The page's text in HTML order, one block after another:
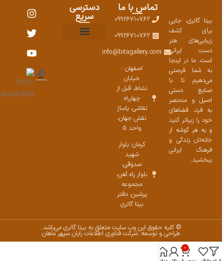
بیتا گالری، جایی
برای کشف
زیبایی‌های هنر
دست ایرانی
است. ما در اینجا
به شما فرصتی
می‌دهیم تا با
صنایع دستی
اصیل و منحصر
به فرد، فضاهای
خود را زیباتر کنید
و به هر گوشه از
خانه‌تان زندگی و
فرهنگ ایرانی
ببخشید.
تماس با ما
09926710762
09926710762
info@bitagallery.com
اصفهان :
خیابان
نشاط، قبل از
چهارراه
نقاشی، پاساژ
نقش جهان،
واحد 5
کرمان: بلوار
شهید
صدوقی،
بلوار راه آهن،
مجموعه
پرشین،‌ دفتر
بیتا گالری
دسترسی
سریع
© کلیه حقوق این وب سایت متعلق به بیتا گالری می‌باشد.
طراحی و توسعه: شرکت فناوری اطلاعات رایان سپهر ماهان
0